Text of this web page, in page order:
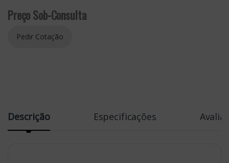
Preço Sob-Consulta
Descrição Especificações